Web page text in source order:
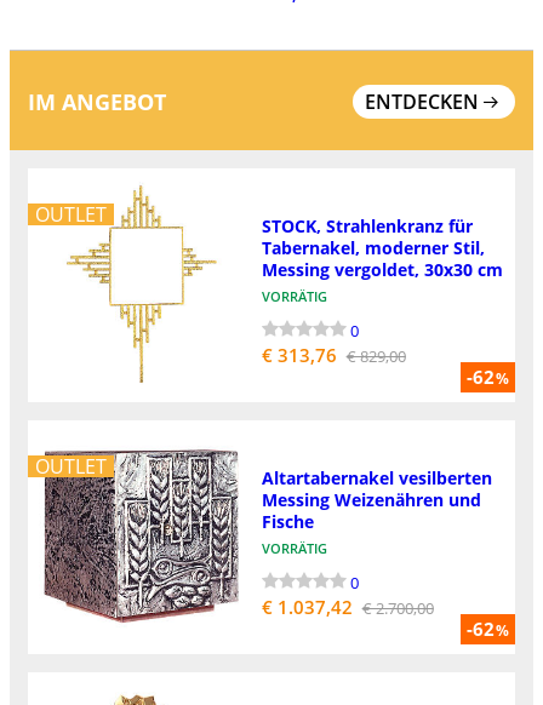
IM ANGEBOT ENTDECKEN
OUTLET
-62%
STOCK, Strahlenkranz für
Tabernakel, moderner Stil,
Messing vergoldet, 30x30 cm
VORRÄTIG
0
€ 313,76 € 829,00
OUTLET
-62%
Altartabernakel vesilberten
Messing Weizenähren und
Fische
VORRÄTIG
0
€ 1.037,42 € 2.700,00